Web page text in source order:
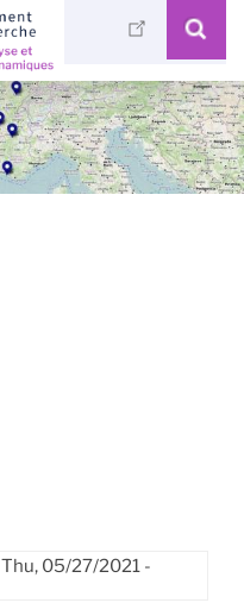
Thu, 05/27/2021 -